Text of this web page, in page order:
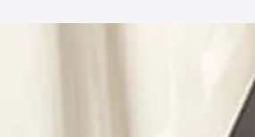
ラグ・マッ